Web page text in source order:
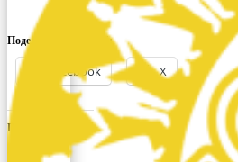
Поделиться ссылкой:
Facebook X
Понравилось это: